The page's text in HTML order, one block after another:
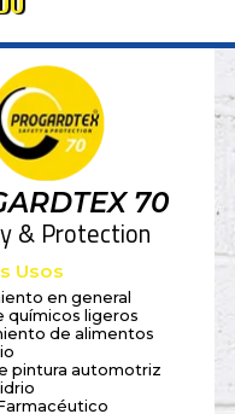
70
& Protection
Usos
en general
químicos ligeros
de alimentos
pintura automotriz